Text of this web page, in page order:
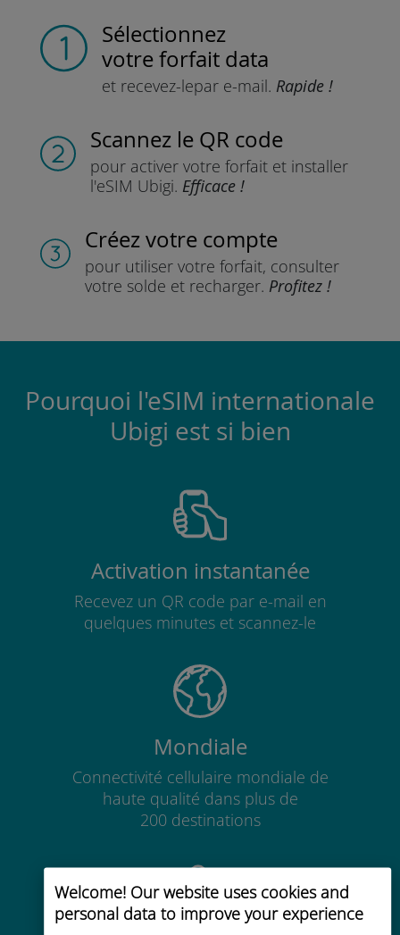
Welcome! Our website uses cookies and
personal data to improve your experience
Sélectionnez
votre forfait data
et recevez-lepar e-mail. Rapide !
Scannez le QR code
pour activer votre forfaitet installer
l'eSIM Ubigi. Efficace !
Créez votre compte
pour utiliser votre forfait, consulter
votre solde et recharger. Profitez !
Pourquoi l'eSIM internationale
Ubigi est si bien
Activation instantanée
Recevez un QR code par e-mail en
quelques minutes et scannez-le
Mondiale
Connectivité cellulaire mondiale de
haute qualité dans plus de
200 destinations